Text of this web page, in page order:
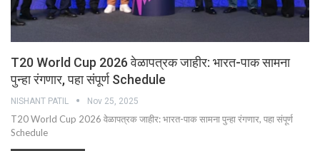
T20 World Cup 2026 वेळापत्रक जाहीर: भारत-पाक सामना
पुन्हा रंगणार, पहा संपूर्ण Schedule
NISHANT PATIL Nov 25, 2025
T20 World Cup 2026 वेळापत्रक जाहीर: भारत-पाक सामना पुन्हा रंगणार, पहा संपूर्ण
Schedule